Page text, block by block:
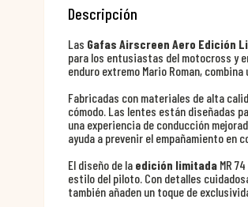
Descripción
Las Gafas Airscreen Aero Edición
para los entusiastas del motocross y
enduro extremo Mario Roman,
Fabricadas con materiales de alta
cómodo. Las lentes están diseñadas
una experiencia de conducción
ayuda a prevenir el empañamiento en
El diseño de la edición limitada MR
estilo del piloto. Con detalles
también añaden un toque de